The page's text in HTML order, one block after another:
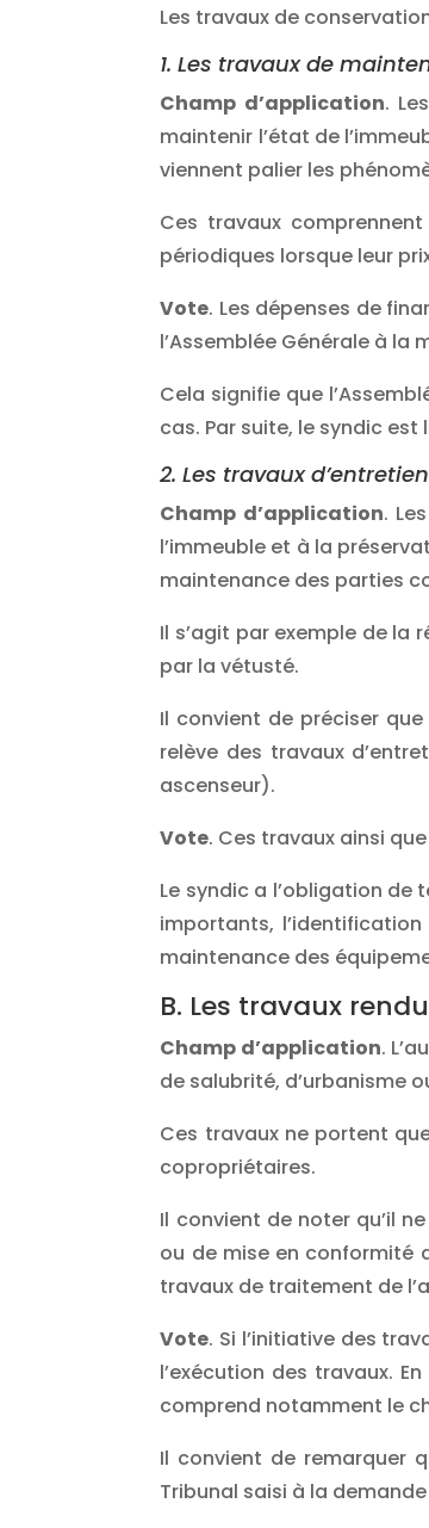
Les travaux de
1. Les travaux de
Champ d’application.
maintenir l’état de
viennent palier les
Ces travaux
périodiques lorsque leur
Vote. Les dépenses de
l’Assemblée Générale à la
Cela signifie que
cas. Par suite, le syndic est
2. Les travaux
Champ d’application.
l’immeuble et à la
maintenance des parties
Il s’agit par exemple de la
par la vétusté.
Il convient de préciser
relève des travaux
ascenseur).
Vote. Ces travaux ainsi
Le syndic a l’obligation
importants,
maintenance des
B. Les travaux
Champ d’application.
de salubrité, d’urbanisme
Ces travaux ne portent
copropriétaires.
Il convient de noter qu’il
ou de mise en conformité
travaux de traitement de
Vote. Si l’initiative des
l’exécution des travaux.
comprend notamment le
Il convient de remarquer
Tribunal saisi à la